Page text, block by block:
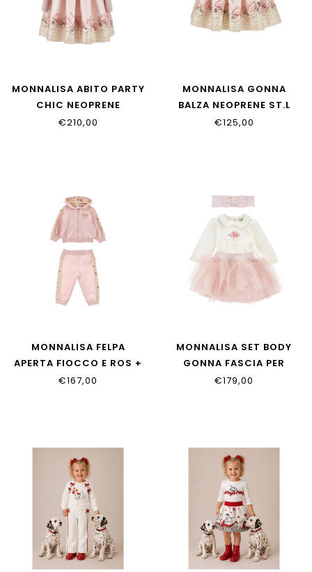
MONNALISA ABITO PARTY
CHIC NEOPRENE
31H909_8651_0080
€210,00
MONNALISA GONNA
BALZA NEOPRENE ST.L
31H702_8651_0080
€125,00
MONNALISA FELPA
APERTA FIOCCO E ROS +
PANTALONI
€167,00
MONNALISA SET BODY
GONNA FASCIA PER
35H517_8000_0191
€179,00